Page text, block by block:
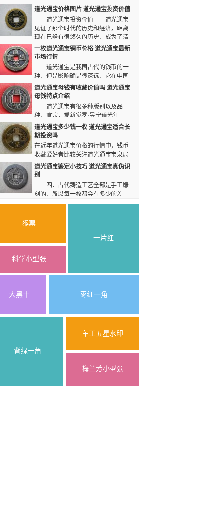
个大字。读取的方式是
从上到下从右到左，而
在道光通宝的背面位置
则是当时铸造这款钱币
的钱局满文。最终拍卖
成交价RMB28620元。
道光通宝铸于清宣宗道
光年间。
而言之，本枚“宝苏局道
光通宝阔缘折二”钱，三
相一材，诸关可过，开
门见山，毋容置疑。
道光通宝价格图片 道光通宝投资价值
道光通宝投资价值 道光通宝
见证了那个时代的历史和经济，距离
现在已经有很悠久的历史，成为了清
朝时期的代表物，收藏的价值特别高。
一枚道光通宝铜币价格 道光通宝最新
市场行情
道光通宝是我国古代的钱币的一
种，但是影响确是很深远，它在中国
的钱币市场上的占据的江山也是很大的。道光通宝
一直倍受关注，人们的焦点所在。
道光通宝母钱有收藏价值吗 道光通宝
母钱特点介绍
道光通宝有很多种版别以及品
种，宣宗，爱新觉罗·昱宁道光年
间，铸“道光通宝”。道光通宝铸造拙劣，版别繁
衍，存世颇丰，普品诸多泉家并不加以重视，然其
中有不乏铸造精美的母钱与样钱，深受泉家推崇，
因存世稀少而更加难寻。
道光通宝多少钱一枚 道光通宝适合长
期投资吗
在近年道光通宝价格的行情中，钱币
收藏爱好者比较关注道光通宝宝泉局
的小平母钱，还有包浆漂亮的太平大花钱等等。其
中，母钱的起拍价就达到了500元，如今的成交价
也只是在千元左右，可见道光通宝的价格行情波动
都不大，毕竟只有小部分品种才受到关注。
道光通宝鉴定小技巧 道光通宝真伪识
别
四、古代铸造工艺全部是手工雕
刻的，所以每一枚都会有多少的差
别，如果一批钱币中模样一样，毫无差别之分，必
了解，希望能对大家以后的收藏过程中有所帮助，
猴票
一片红
科学小型张
大黑十 枣红一角
背绿一角
车工五星水印
梅兰芳小型张